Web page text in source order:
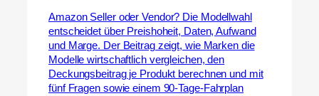
Amazon Seller oder Vendor? Die Modellwahl
entscheidet über Preishoheit, Daten, Aufwand
und Marge. Der Beitrag zeigt, wie Marken die
Modelle wirtschaftlich vergleichen, den
Deckungsbeitrag je Produkt berechnen und mit
fünf Fragen sowie einem 90-Tage-Fahrplan